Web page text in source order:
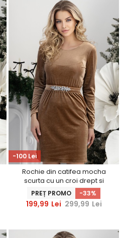
-100 Lei
Rochie din catifea mocha
scurta cu un croi drept si
cordon detasabil cu aplicatii
strass - StarShinerS
PREȚ PROMO -33%
199,99 Lei 299,99 Lei